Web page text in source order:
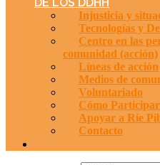
Injusticia y
Tecnologías y
Centro en las
comunidad (acción)
Líneas de acción
Medios de
Voluntariado
Cómo Participar
Apoyar a Ríe
Contacto